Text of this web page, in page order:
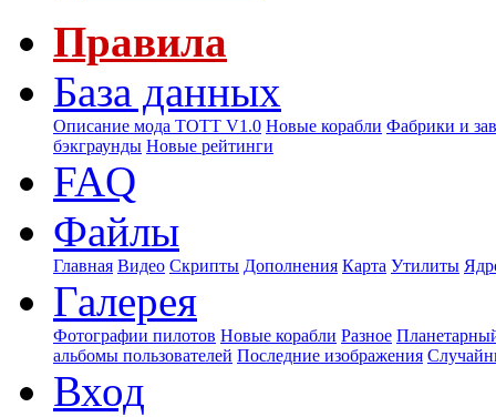
Правила
База данных
Описание мода ТОТТ V1.0 Новые корабли Фабрики и
бэкграунды Новые рейтинги
FAQ
Файлы
Главная Видео Скрипты Дополнения Карта Утилиты
Галерея
Фотографии пилотов Новые корабли Разное
альбомы пользователей Последние изображения
Вход